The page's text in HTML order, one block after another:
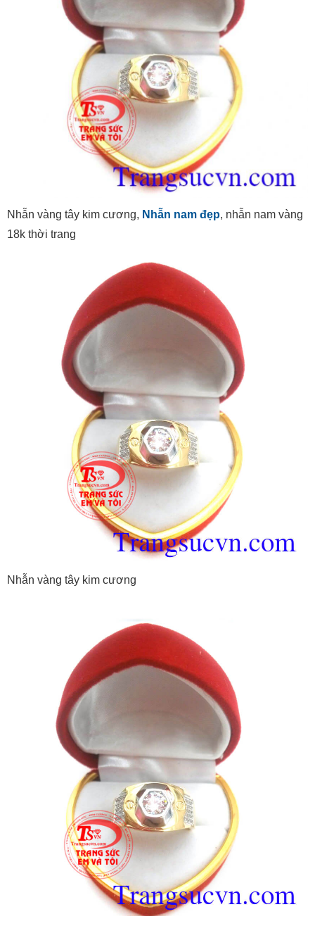
Nhẫn vàng tây kim cương, Nhẫn nam đẹp, nhẫn nam vàng
18k thời trang
Nhẫn vàng tây kim cương